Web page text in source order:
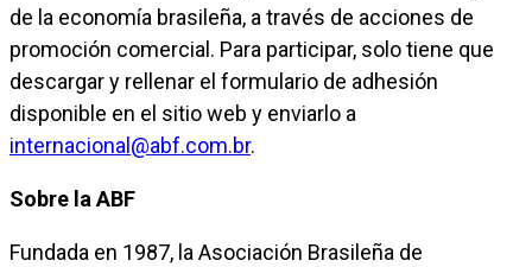
de la economía brasileña, a través de acciones de
promoción comercial. Para participar, solo tiene que
descargar y rellenar el formulario de adhesión
disponible en el sitio web y enviarlo a
internacional@abf.com.br.
Sobre la ABF
Fundada en 1987, la Asociación Brasileña de